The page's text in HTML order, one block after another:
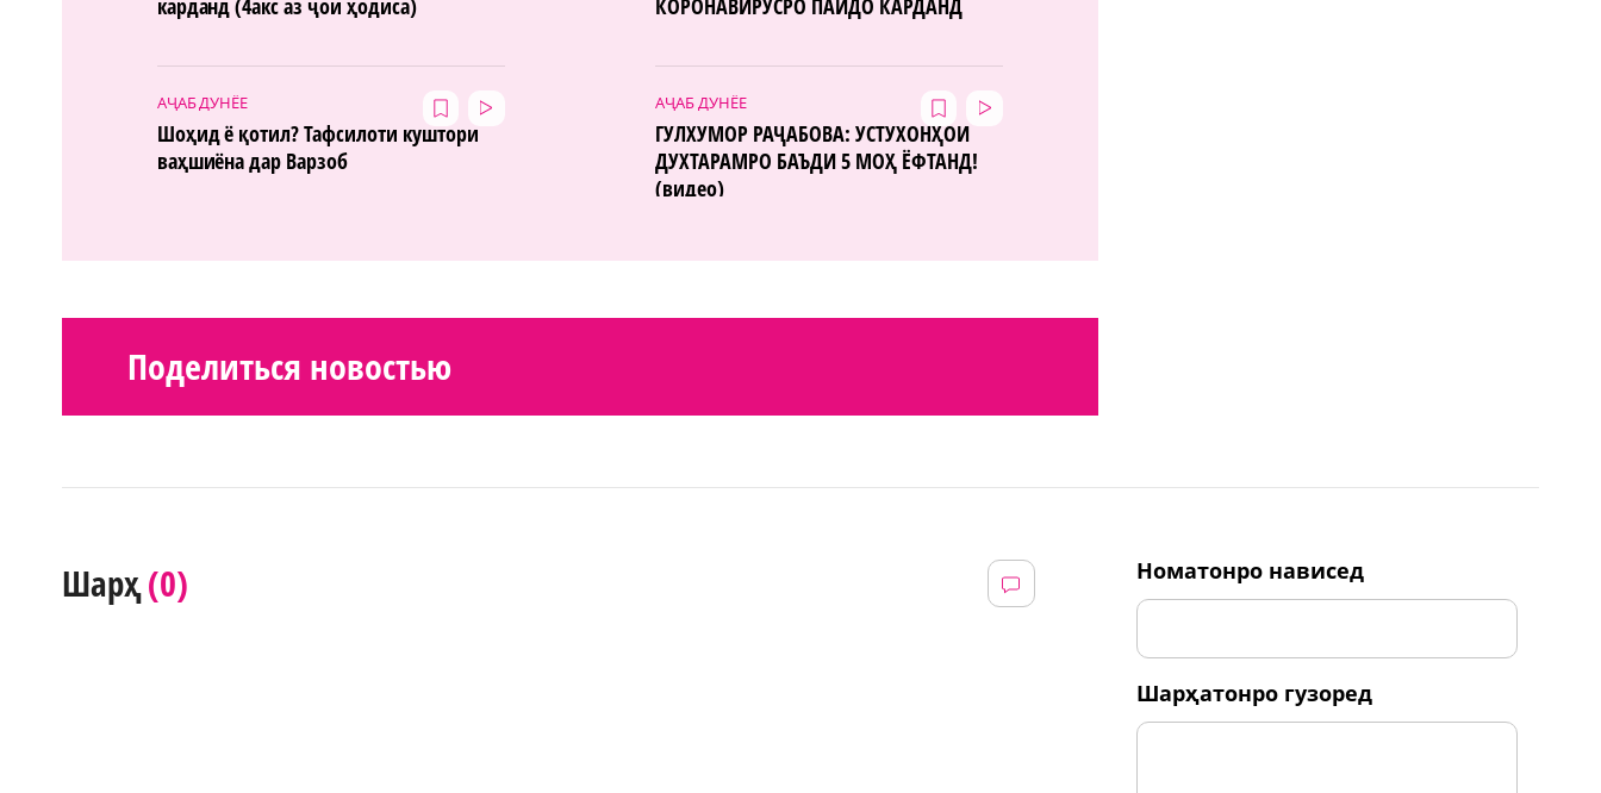
АҶАБ ДУНЁЕ
Шоҳид ё қотил? Тафсилоти куштори
ваҳшиёна дар Варзоб
АҶАБ ДУНЁЕ
ГУЛХУМОР РАҶАБОВА: УСТУХОНҲОИ
ДУХТАРАМРО БАЪДИ 5 МОҲ ЁФТАНД!
(видео)
Поделиться новостью
Шарҳ(0) номатонро нависед
шарҳатонро гузоред